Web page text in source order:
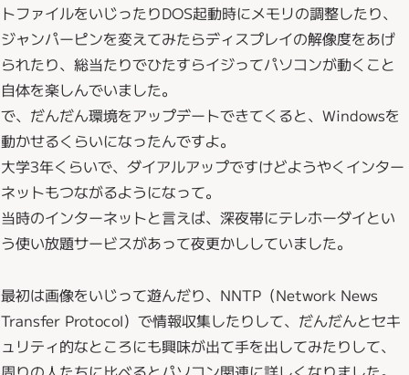
トファイルをいじったりDOS起動時にメモリの調整したり、
ジャンパーピンを変えてみたらディスプレイの解像度をあげ
られたり、総当たりでひたすらイジってパソコンが動くこと
自体を楽しんでいました。
で、だんだん環境をアップデートできてくると、Windowsを
動かせるくらいになったんですよ。
大学3年くらいで、ダイアルアップですけどようやくインター
ネットもつながるようになって。
当時のインターネットと言えば、深夜帯にテレホーダイとい
う使い放題サービスがあって夜更かししていました。
最初は画像をいじって遊んだり、NNTP（Network News
Transfer Protocol）で情報収集したりして、だんだんとセキ
ュリティ的なところにも興味が出て手を出してみたりして、